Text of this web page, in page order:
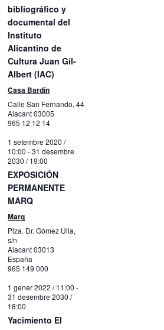
bibliográfico y
documental del
Instituto
Alicantino de
Cultura Juan Gil-
Albert (IAC)
Casa Bardín
Calle San Fernando, 44
Alacant03005
965 12 12 14
1 setembre 2020 /
10:00 -31 desembre
2030 / 19:00
EXPOSICIÓN
PERMANENTE
MARQ
Marq
Plza. Dr. Gómez Ulla,
s/n
Alacant03013
España
965 149 000
1 gener 2022 / 11:00 -
31 desembre 2030 /
18:00
Yacimiento El